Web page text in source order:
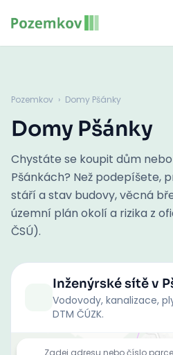
Pozemkov › Domy Pšánky
Domy Pšánky
Chystáte se koupit dům
Pšánkách? Než podepíšete,
stáří a stav budovy, věcná
územní plán okolí a rizika z
ČSÚ).
Inženýrské sítěv
Vodovody, kanalizace,
DTM ČÚZK.